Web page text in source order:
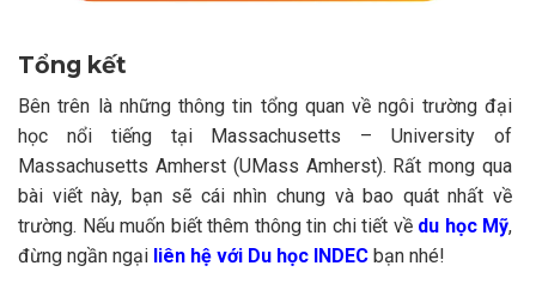
Tổng kết
Bên trên là những thông tin tổng quan về ngôi trường đại
học nổi tiếng tại Massachusetts – University of
Massachusetts Amherst (UMass Amherst). Rất mong qua
bài viết này, bạn sẽ cái nhìn chung và bao quát nhất về
trường. Nếu muốn biết thêm thông tin chi tiết về du học Mỹ,
đừng ngần ngại liên hệ với Du học INDEC bạn nhé!